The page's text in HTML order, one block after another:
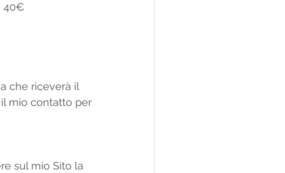
40€
che riceverà il
mio contatto per
sul mio Sito la